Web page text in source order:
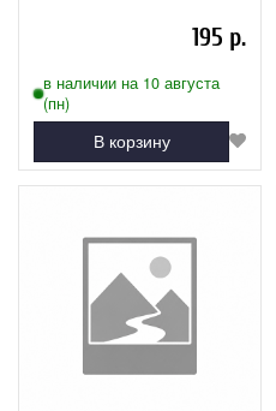
195 р.
в наличии на 10 августа
(пн)
В корзину